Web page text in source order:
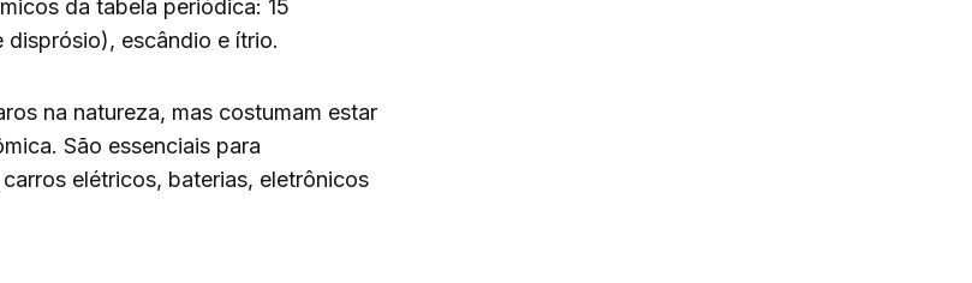
da tabela periódica: 15
escândio e ítrio.
na natureza, mas costumam estar
São essenciais para
elétricos, baterias, eletrônicos